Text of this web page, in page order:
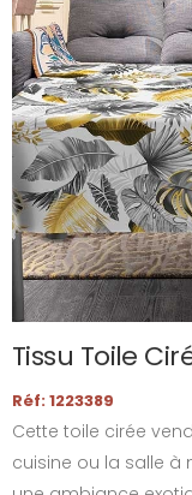
Tissu Toile
Réf: 1223389
Cette toile cirée
cuisine ou la salle à